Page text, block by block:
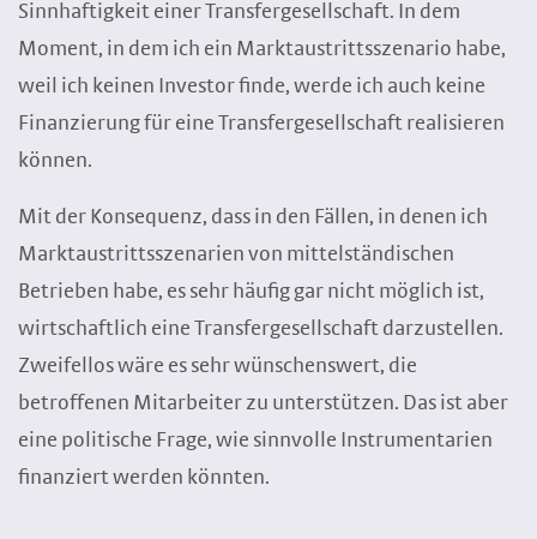
Sinnhaftigkeit einer Transfergesellschaft. In dem
Moment, in dem ich ein Marktaustrittsszenario habe,
weil ich keinen Investor finde, werde ich auch keine
Finanzierung für eine Transfergesellschaft realisieren
können.
Mit der Konsequenz, dass in den Fällen, in denen ich
Marktaustrittsszenarien von mittelständischen
Betrieben habe, es sehr häufig gar nicht möglich ist,
wirtschaftlich eine Transfergesellschaft darzustellen.
Zweifellos wäre es sehr wünschenswert, die
betroffenen Mitarbeiter zu unterstützen. Das ist aber
eine politische Frage, wie sinnvolle Instrumentarien
finanziert werden könnten.